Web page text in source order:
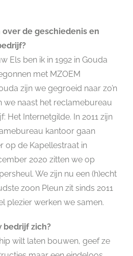
de geschiedenis en
Els ben ik in 1992 in Gouda
met MZOEM
zijn we gegroeid naar zo’n
we naast het reclamebureau
Het Internetgilde. In 2011 zijn
kantoor gaan
op de Kapellestraat in
2020 zitten we op
We zijn nu een (h)echt
zoon Pleun zit sinds 2011
plezier werken we samen.
bedrijf zich?
wilt laten bouwen, geef ze